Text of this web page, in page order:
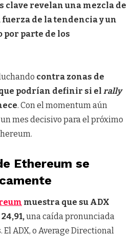
clave revelan una mezcla de
de la tendencia y un
por parte de los
contra zonas de
podrían definir si el rally
. Con el momentum aún
mes decisivo para el próximo
Ethereum se
muestra que su ADX
una caída pronunciada
El ADX, o Average Directional